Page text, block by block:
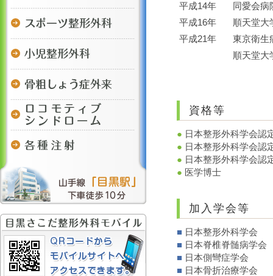
平成14年
同愛会病
平成16年
順天堂大
平成21年
東京衛生
順天堂大
資格等
● 日本整形外科学会認
● 日本整形外科学会認
● 日本整形外科学会認
● 医学博士
加入学会等
■ 日本整形外科学会
■ 日本脊椎脊髄病学会
■ 日本側彎症学会
■ 日本骨折治療学会